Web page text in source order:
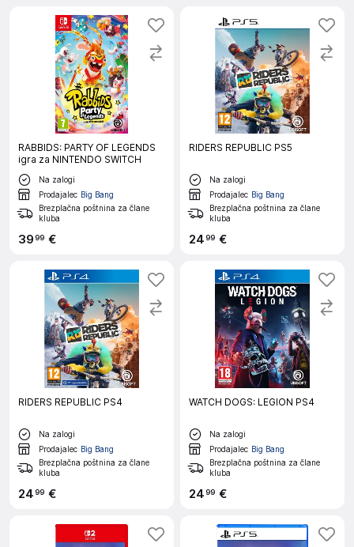
RABBIDS: PARTY OF LEGENDS
igra za NINTENDO SWITCH
Na zalogi
Prodajalec Big Bang
Brezplačna poštnina za člane
kluba
3999 €
RIDERS REPUBLIC PS5
Na zalogi
Prodajalec Big Bang
Brezplačna poštnina za člane
kluba
2499 €
RIDERS REPUBLIC PS4
Na zalogi
Prodajalec Big Bang
Brezplačna poštnina za člane
kluba
2499 €
WATCH DOGS: LEGION PS4
Na zalogi
Prodajalec Big Bang
Brezplačna poštnina za člane
kluba
2499 €